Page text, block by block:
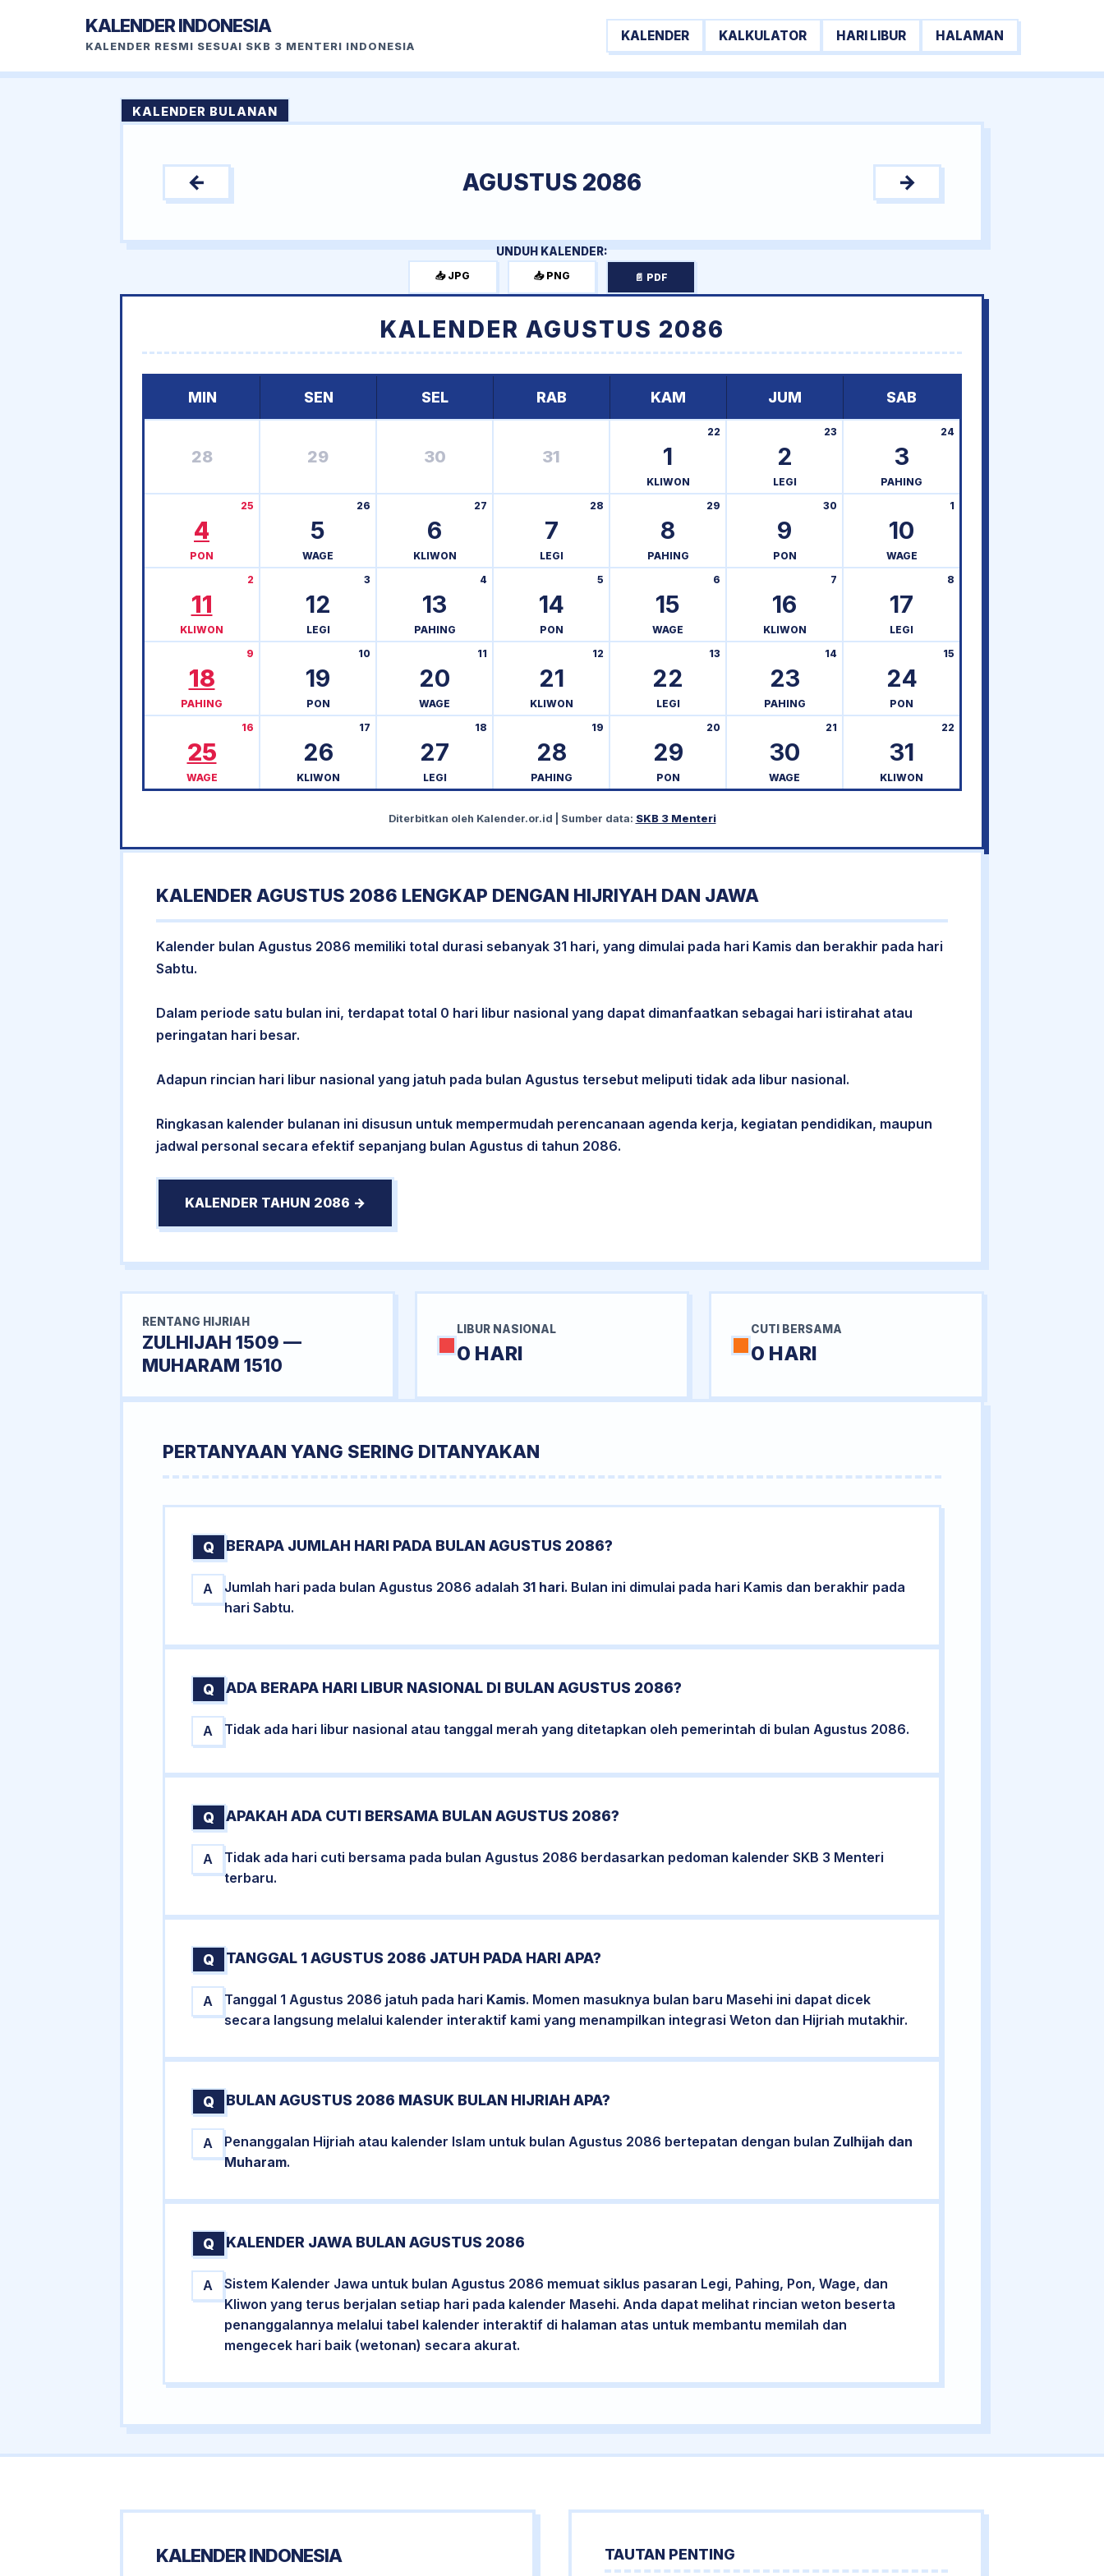
KALENDER INDONESIA
KALENDER RESMI SESUAI SKB 3 MENTERI INDONESIA
KALENDER KALKULATOR HARI LIBUR HALAMAN
KALENDER BULANAN
← AGUSTUS 2086 →
UNDUH KALENDER:
📥 JPG 📥 PNG 📄 PDF
KALENDER AGUSTUS 2086
MIN SEN SEL RAB KAM JUM SAB
28 29 30 31 1
22
KLIWON
2
23
LEGI
3
24
PAHING
4
25
PON
5
26
WAGE
6
27
KLIWON
7
28
LEGI
8
29
PAHING
9
30
PON
10
1
WAGE
11
2
KLIWON
12
3
LEGI
13
4
PAHING
14
5
PON
15
6
WAGE
16
7
KLIWON
17
8
LEGI
18
9
PAHING
19
10
PON
20
11
WAGE
21
12
KLIWON
22
13
LEGI
23
14
PAHING
24
15
PON
25
16
WAGE
26
17
KLIWON
27
18
LEGI
28
19
PAHING
29
20
PON
30
21
WAGE
31
22
KLIWON
Diterbitkan oleh Kalender.or.id | Sumber data: SKB 3 Menteri
KALENDER AGUSTUS 2086 LENGKAP DENGAN HIJRIYAH DAN JAWA
Kalender bulan Agustus 2086 memiliki total durasi sebanyak 31 hari, yang dimulai pada hari Kamis dan berakhir pada hari
Sabtu.
Dalam periode satu bulan ini, terdapat total 0 hari libur nasional yang dapat dimanfaatkan sebagai hari istirahat atau
peringatan hari besar.
Adapun rincian hari libur nasional yang jatuh pada bulan Agustus tersebut meliputi tidak ada libur nasional.
Ringkasan kalender bulanan ini disusun untuk mempermudah perencanaan agenda kerja, kegiatan pendidikan, maupun
jadwal personal secara efektif sepanjang bulan Agustus di tahun 2086.
KALENDER TAHUN 2086 →
RENTANG HIJRIAH
ZULHIJAH 1509 —
MUHARAM 1510
LIBUR NASIONAL
0 HARI
CUTI BERSAMA
0 HARI
PERTANYAAN YANG SERING DITANYAKAN
Q BERAPA JUMLAH HARI PADA BULAN AGUSTUS 2086?
A Jumlah hari pada bulan Agustus 2086 adalah 31 hari. Bulan ini dimulai pada hari Kamis dan berakhir pada
hari Sabtu.
Q ADA BERAPA HARI LIBUR NASIONAL DI BULAN AGUSTUS 2086?
A Tidak ada hari libur nasional atau tanggal merah yang ditetapkan oleh pemerintah di bulan Agustus 2086.
Q APAKAH ADA CUTI BERSAMA BULAN AGUSTUS 2086?
A
Tidak ada hari cuti bersama pada bulan Agustus 2086 berdasarkan pedoman kalender SKB 3 Menteri
terbaru.
Q TANGGAL 1 AGUSTUS 2086 JATUH PADA HARI APA?
A Tanggal 1 Agustus 2086 jatuh pada hari Kamis. Momen masuknya bulan baru Masehi ini dapat dicek
secara langsung melalui kalender interaktif kami yang menampilkan integrasi Weton dan Hijriah mutakhir.
Q BULAN AGUSTUS 2086 MASUK BULAN HIJRIAH APA?
A Penanggalan Hijriah atau kalender Islam untuk bulan Agustus 2086 bertepatan dengan bulan Zulhijah dan
Muharam.
Q KALENDER JAWA BULAN AGUSTUS 2086
A
Sistem Kalender Jawa untuk bulan Agustus 2086 memuat siklus pasaran Legi, Pahing, Pon, Wage, dan
Kliwon yang terus berjalan setiap hari pada kalender Masehi. Anda dapat melihat rincian weton beserta
penanggalannya melalui tabel kalender interaktif di halaman atas untuk membantu memilah dan
mengecek hari baik (wetonan) secara akurat.
KALENDER INDONESIA TAUTAN PENTING